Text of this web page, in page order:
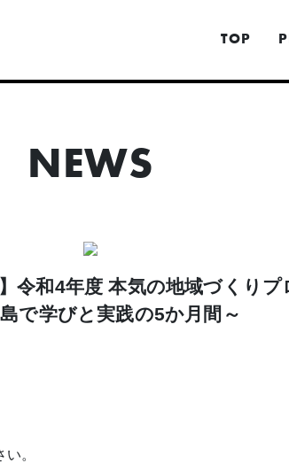
TOP
NEWS
令和4年度 本気の地域づくりプ
で学びと実践の5か月間～
。